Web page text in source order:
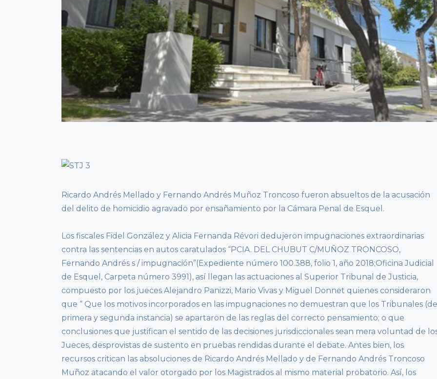
Ricardo Andrés Mellado y Fernando Andrés Muñoz Troncoso fueron absueltos de la acusación
del delito de homicidio agravado por ensañamiento por la Cámara Penal de Esquel.
Los fiscales Fidel González y Alicia Fernanda Révori dedujeron impugnaciones extraordinarias
contra las sentencias en autos caratulados “PCIA. DEL CHUBUT C/MUÑOZ TRONCOSO,
Fernando Andrés s / impugnación”(Expediente número 100.388, folio 1, año 2018;Oficina Judicial
de Esquel, Carpeta número 3991), así llegan las actuaciones al Superior Tribunal de Justicia,
compuesto por los jueces Alejandro Panizzi, Mario Vivas y Miguel Donnet quienes consideraron
que “ Que los motivos incorporados en las impugnaciones no demuestran que los Tribunales (de
primera y segunda instancia) se apartaron de las reglas del correcto pensamiento; o que
conclusiones que justifican el sentido de las decisiones jurisdiccionales sean mera voluntad de
Jueces, desprovistas de sustento en pruebas rendidas durante el debate. Antes bien, los
recursos critican las absoluciones de Ricardo Andrés Mellado y de Fernando Andrés Troncoso
Muñoz atacando el valor otorgado por los Magistrados al mismo material probatorio. Así, los